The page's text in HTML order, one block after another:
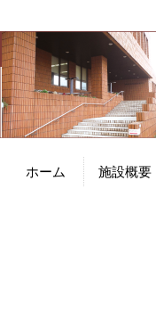
ホーム 施設概要